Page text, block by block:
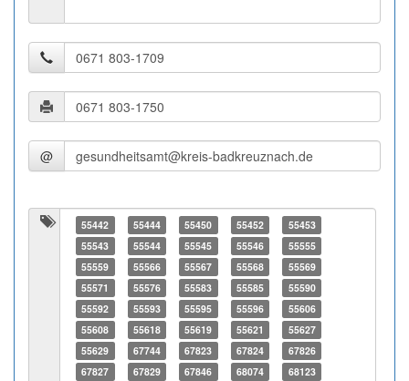
@
55442 55444 55450 55452
55453
55543
55544 55545 55546
55555
55559
55566 55567 55568
55569
55571
55576 55583 55585
55590
55592
55593 55595 55596
55606
55608
55618 55619 55621
55627
55629
67744 67823 67824
67826
67827
67829 67846 68074 68123